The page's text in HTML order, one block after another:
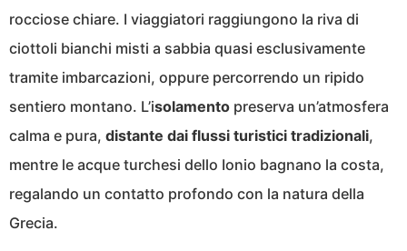
rocciose chiare. I viaggiatori raggiungono la riva di
ciottoli bianchi misti a sabbia quasi esclusivamente
tramite imbarcazioni, oppure percorrendo un ripido
sentiero montano. L’isolamento preserva un’atmosfera
calma e pura, distante dai flussi turistici tradizionali,
mentre le acque turchesi dello Ionio bagnano la costa,
regalando un contatto profondo con la natura della
Grecia.